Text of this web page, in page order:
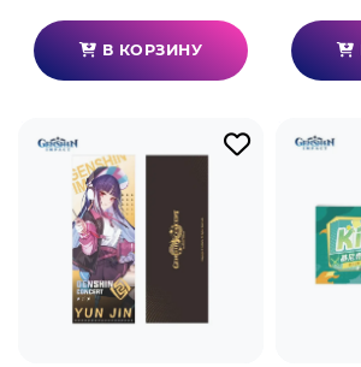
В КОРЗИНУ